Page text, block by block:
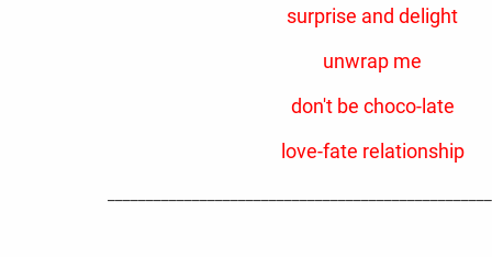
surprise and delight
unwrap me
don't be choco-late
love-fate relationship